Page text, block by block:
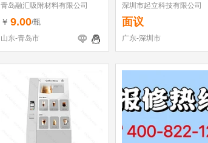
青岛融汇吸附材料有限公司
￥ 9.00/瓶
山东-青岛市
深圳市起立科技有限公司
面议
广东-深圳市